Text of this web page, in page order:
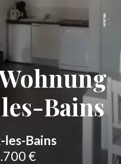
Bains
les-Bains
€